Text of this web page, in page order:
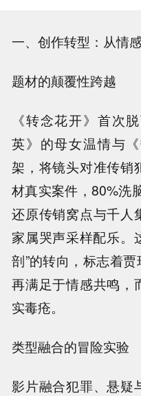
一、创作转型：从情
题材的颠覆性跨越
《转念花开》首次
英》的母女温情与
架，将镜头对准传销
材真实案件，80%洗
还原传销窝点与千人
家属哭声采样配乐。
剖”的转向，标志着
再满足于情感共鸣，
实毒疮。
类型融合的冒险实验
影片融合犯罪、悬疑